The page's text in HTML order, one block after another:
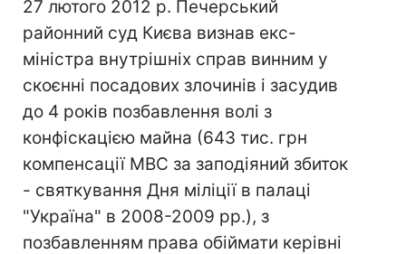
27 лютого 2012 р. Печерський
районний суд Києва визнав екс-
міністра внутрішніх справ винним у
скоєнні посадових злочинів і засудив
до 4 років позбавлення волі з
конфіскацією майна (643 тис. грн
компенсації МВС за заподіяний збиток
- святкування Дня міліції в палаці
"Україна" в 2008-2009 рр.), з
позбавленням права обіймати керівні